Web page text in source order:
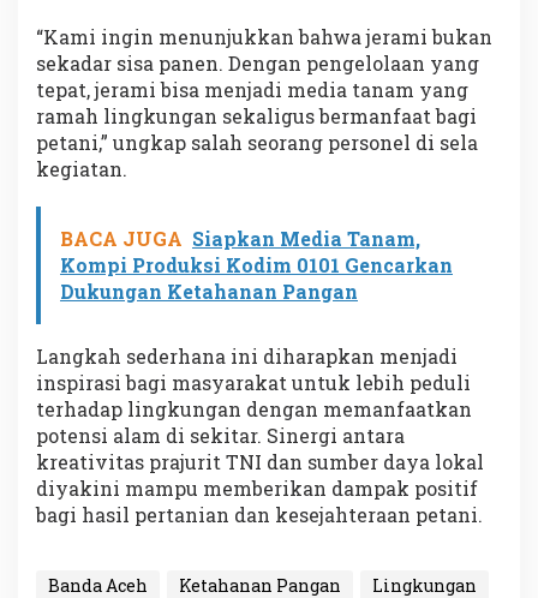
“Kami ingin menunjukkan bahwa jerami bukan
sekadar sisa panen. Dengan pengelolaan yang
tepat, jerami bisa menjadi media tanam yang
ramah lingkungan sekaligus bermanfaat bagi
petani,” ungkap salah seorang personel di sela
kegiatan.
BACA JUGA Siapkan Media Tanam,
Kompi Produksi Kodim 0101 Gencarkan
Dukungan Ketahanan Pangan
Langkah sederhana ini diharapkan menjadi
inspirasi bagi masyarakat untuk lebih peduli
terhadap lingkungan dengan memanfaatkan
potensi alam di sekitar. Sinergi antara
kreativitas prajurit TNI dan sumber daya lokal
diyakini mampu memberikan dampak positif
bagi hasil pertanian dan kesejahteraan petani.
Banda Aceh Ketahanan Pangan
Lingkungan